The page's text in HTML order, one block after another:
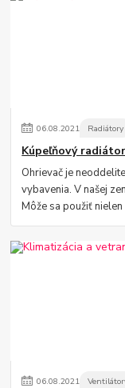
06.08.2021 Radiátory
Kúpeľňový
Ohrievač je
vybavenia. V našej
Môže sa použiť
06.08.2021